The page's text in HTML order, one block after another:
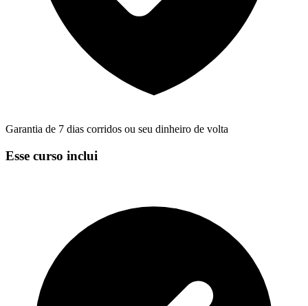
Garantia de 7 dias corridos ou seu dinheiro de volta
Esse curso inclui